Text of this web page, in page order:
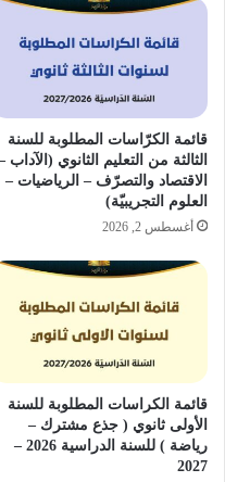
قائمة الكرّاسات المطلوبة للسنة
الثالثة من التعليم الثانوي (الآداب
الاقتصاد والتصرّف – الرياضيات –
العلوم التجريبيّة)
أغسطس 2, 2026
قائمة الكراسات المطلوبة للسنة
الأولى ثانوي ( جذع مشترك –
رياضة ) للسنة الدراسية 2026 –
2027